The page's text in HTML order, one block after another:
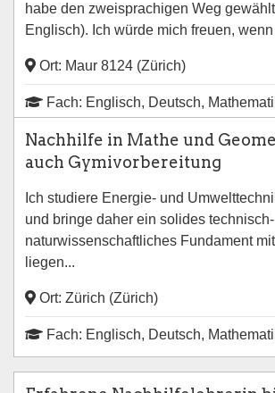
habe den zweisprachigen Weg
Englisch). Ich würde mich freuen,
Ort: Maur 8124 (Zürich)
Fach: Englisch, Deutsch,
Nachhilfe in Mathe und
auch Gymivorbereitung
Ich studiere Energie- und
und bringe daher ein solides technisch-
naturwissenschaftliches Fundament
liegen...
Ort: Zürich (Zürich)
Fach: Englisch, Deutsch,